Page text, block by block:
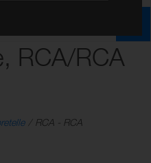
RCA/RCA
RCA - RCA